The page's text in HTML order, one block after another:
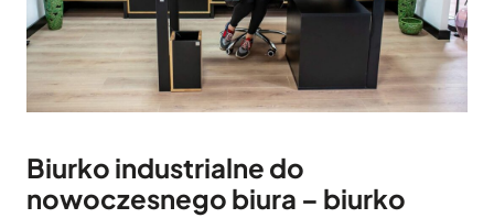
Biurko industrialne do
nowoczesnego biura – biurko